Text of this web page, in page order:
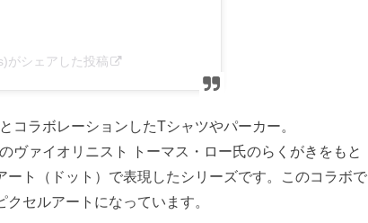
がシェアした投稿
ラボレーションしたTシャツやパーカー。
ヴァイオリニスト トーマス・ロー氏のらくがきをもと
ト（ドット）で表現したシリーズです。このコラボで
セルアートになっています。